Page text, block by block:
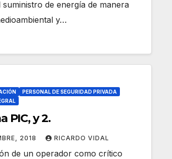
de energía de manera
y…
PERSONAL DE SEGURIDAD PRIVADA
PIC, y 2.
2018 RICARDO VIDAL
de un operador como crítico